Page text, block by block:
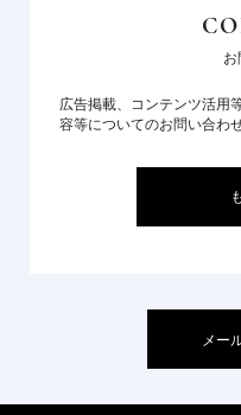
お
広告掲載、コンテンツ活用
容等についてのお問い合わ
メー